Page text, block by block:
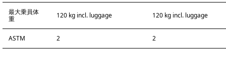
最大乗員体
重
120 kg incl. luggage 120 kg incl. luggage
ASTM 2 2